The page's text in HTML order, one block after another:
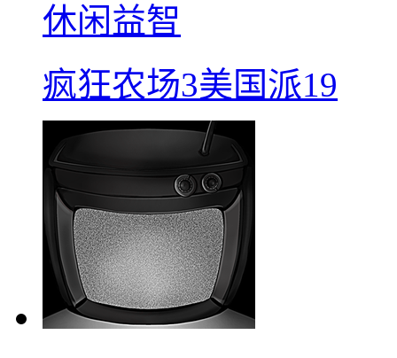
休闲益智
疯狂农场3美国派19